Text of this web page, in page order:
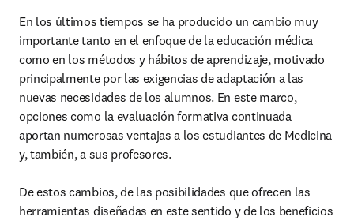
En los últimos tiempos se ha producido un cambio muy
importante tanto en el enfoque de la educación médica
como en los métodos y hábitos de aprendizaje, motivado
principalmente por las exigencias de adaptación a las
nuevas necesidades de los alumnos. En este marco,
opciones como la evaluación formativa continuada
aportan numerosas ventajas a los estudiantes de Medicina
y, también, a sus profesores.
De estos cambios, de las posibilidades que ofrecen las
herramientas diseñadas en este sentido y de los beneficios